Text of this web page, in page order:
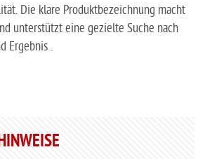
Die klare Produktbezeichnung macht
unterstützt eine gezielte Suche nach
Ergebnis .